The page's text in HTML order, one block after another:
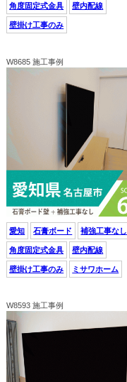
角度固定式金具 壁内配線
壁掛け工事のみ
W8685 施工事例
愛知 石膏ボード 補強工事なし
角度固定式金具 壁内配線
壁掛け工事のみ ミサワホーム
W8593 施工事例